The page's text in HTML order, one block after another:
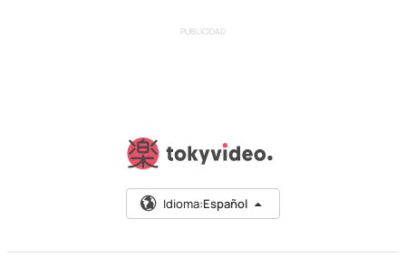
PUBLICIDAD
Idioma:Español